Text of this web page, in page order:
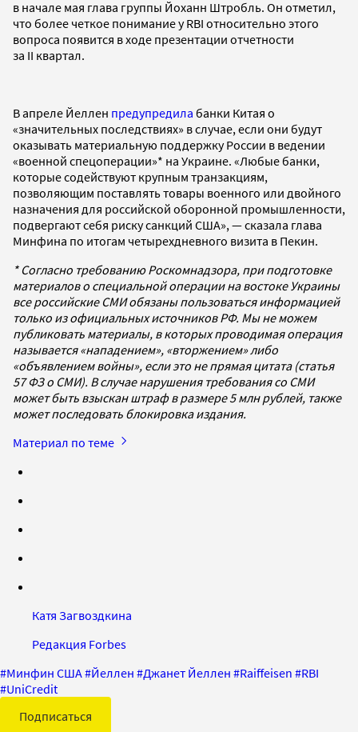
в начале мая глава группы Йоханн Штробль. Он отметил,
что более четкое понимание у RBI относительно этого
вопроса появится в ходе презентации отчетности
за II квартал.
В апреле Йеллен предупредила банки Китая о
«значительных последствиях» в случае, если они будут
оказывать материальную поддержку России в ведении
«военной спецоперации»* на Украине. «Любые банки,
которые содействуют крупным транзакциям,
позволяющим поставлять товары военного или двойного
назначения для российской оборонной промышленности,
подвергают себя риску санкций США», — сказала глава
Минфина по итогам четырехдневного визита в Пекин.
* Согласно требованию Роскомнадзора, при подготовке
материалов о специальной операции на востоке Украины
все российские СМИ обязаны пользоваться информацией
только из официальных источников РФ. Мы не можем
публиковать материалы, в которых проводимая операция
называется «нападением», «вторжением» либо
«объявлением войны», если это не прямая цитата (статья
57 ФЗ о СМИ). В случае нарушения требования со СМИ
может быть взыскан штраф в размере 5 млн рублей, также
может последовать блокировка издания.
Материал по теме
Катя Загвоздкина
Редакция Forbes
#Минфин США#Йеллен #Джанет Йеллен #Raiffeisen #RBI
#UniCredit
Подписаться